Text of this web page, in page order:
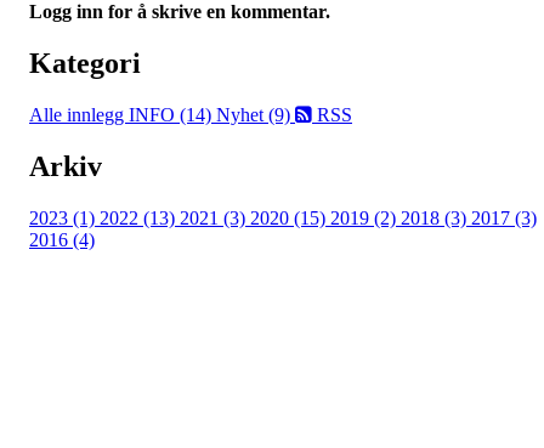
Logg inn for å skrive en kommentar.
Kategori
Alle innlegg INFO (14) Nyhet (9) RSS
Arkiv
2023 (1) 2022 (13) 2021 (3) 2020 (15) 2019 (2) 2018 (3) 2017 (3)
2016 (4)